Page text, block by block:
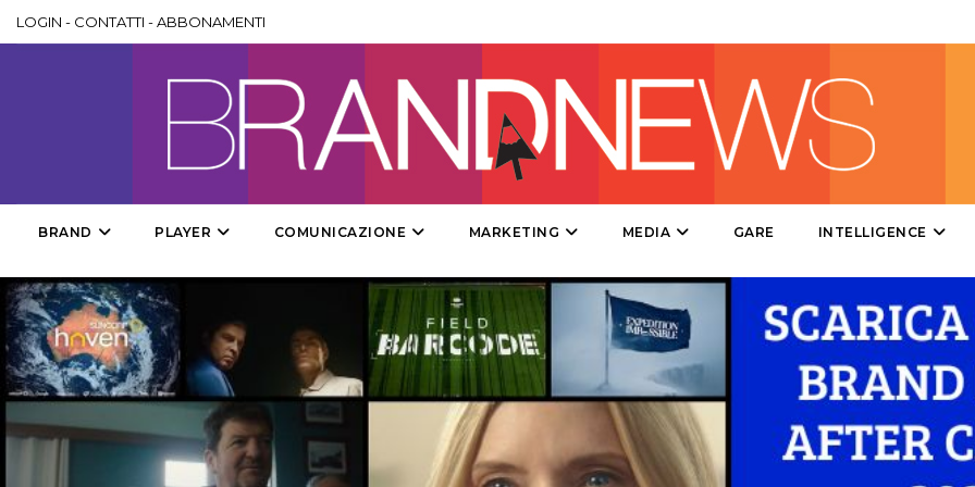
DESIGN
PUNTI VENDITA
CSR
LOGIN - CONTATTI -ABBONAMENTI
BRAND PLAYER COMUNICAZIONE MARKETING MEDIA GARE INTELLIGENCE